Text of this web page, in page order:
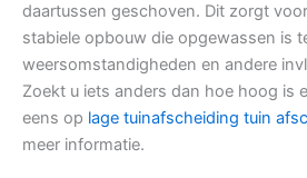
daartussen geschoven. Dit zorgt
stabiele opbouw die opgewassen is
weersomstandigheden en andere
Zoekt u iets anders dan hoe hoog is
eens op lage tuinafscheiding tuin
meer informatie.